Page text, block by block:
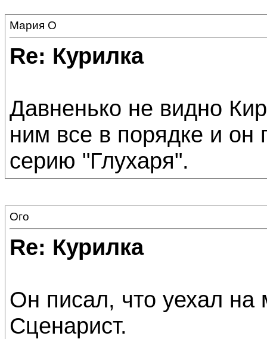
Мария О
Re: Курилка
Давненько не видно
ним все в порядке и он
серию "Глухаря".
Ого
Re: Курилка
Он писал, что уехал на
Сценарист.